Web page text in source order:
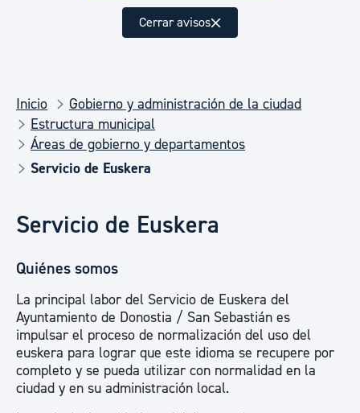
Cerrar avisos
Inicio
Gobierno y administración de la ciudad
Estructura municipal
Áreas de gobierno y departamentos
Servicio de Euskera
Servicio de Euskera
Quiénes somos
La principal labor del Servicio de Euskera del
Ayuntamiento de Donostia / San Sebastián es
impulsar el proceso de normalización del uso del
euskera para lograr que este idioma se recupere por
completo y se pueda utilizar con normalidad en la
ciudad y en su administración local.